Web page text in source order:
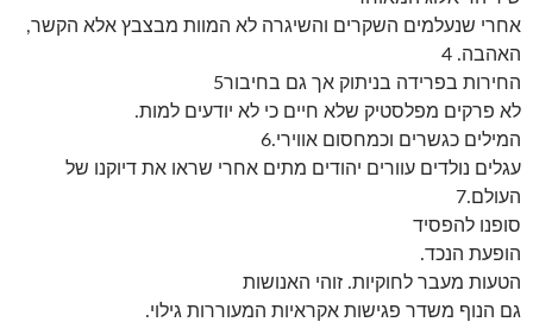
אחרי שנעלמים השקרים והשיגרה לא המוות מבצבץ אלא הקשר,
האהבה. 4
החירות בפרידה בניתוק אך גם בחיבור5
לא פרקים מפלסטיק שלא חיים כי לא יודעים למות.
המילים כגשרים וכמחסום אווירי.6
עגלים נולדים עוורים יהודים מתים אחרי שראו את דיוקנו של
העולם.7
סופנו להפסיד
הופעת הנכד.
הטעות מעבר לחוקיות. זוהי האנושות
גם הנוף משדר פגישות אקראיות המעוררות גילוי.